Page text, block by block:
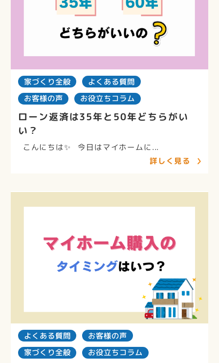
家づくり全般
よくある質問
お客様の声
お役立ちコラム
ローン返済は35年と50年どちらがい
い？
こんにちは✨ 今日はマイホームに...
詳しく見る
よくある質問
お客様の声
家づくり全般
お役立ちコラム